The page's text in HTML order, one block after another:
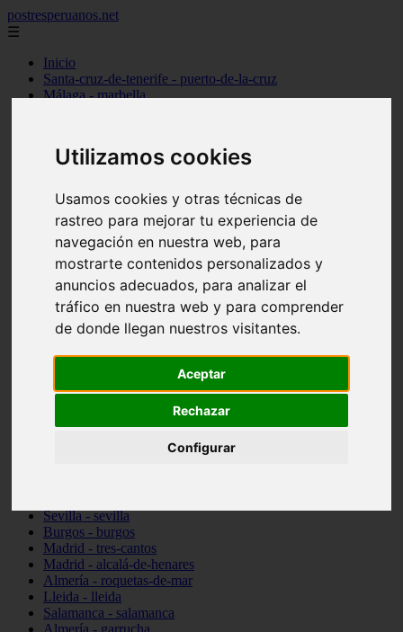
Utilizamos cookies
Usamos cookies y otras técnicas de
rastreo para mejorar tu experiencia de
navegación en nuestra web, para
mostrarte contenidos personalizados y
anuncios adecuados, para analizar el
tráfico en nuestra web y para comprender
de donde llegan nuestros visitantes.
Aceptar
Rechazar
Configurar
postresperuanos.net
☰
Inicio
Santa-cruz-de-tenerife - puerto-de-la-cruz
Málaga - marbella
Barcelona - l39hospitalet-de-llobregat
Madrid - madrid
Alicante - dénia
Madrid - pozuelo-de-alarcón
Valencia - valencia
Barcelona - granollers
Girona - girona
Illes-balears - palma-de-mallorca
Las-palmas - arrecife
Madrid - majadahonda
Alicante - alicante
Guadalajara - guadalajara
Madrid - móstoles
Toledo - talavera-de-la-reina
Sevilla - sevilla
Burgos - burgos
Madrid - tres-cantos
Madrid - alcalá-de-henares
Almería - roquetas-de-mar
Lleida - lleida
Salamanca - salamanca
Almería - garrucha